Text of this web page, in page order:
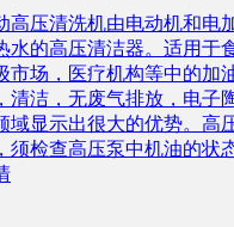
高压清洗机由电动机和电
水的高压清洁器。适用于
市场，医疗机构等中的加
清洁，无废气排放，电子
域显示出很大的优势。高
须检查高压泵中机油的状